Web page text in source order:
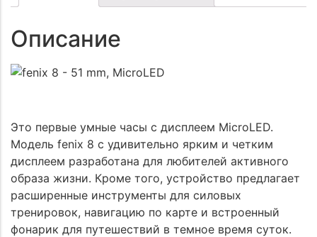
Описание
Это первые умные часы с дисплеем MicroLED.
Модель fenix 8 с удивительно ярким и четким
дисплеем разработана для любителей активного
образа жизни. Кроме того, устройство предлагает
расширенные инструменты для силовых
тренировок, навигацию по карте и встроенный
фонарик для путешествий в темное время суток.